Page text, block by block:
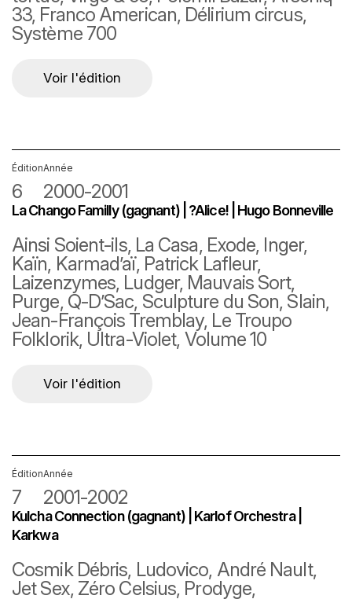
33, Franco American, Délirium circus,
Système 700
Voir l'édition
Édition
6
Année
2000-2001
La Chango Familly (gagnant) | ?Alice! | Hugo Bonneville
Ainsi Soient-ils, La Casa, Exode, Inger,
Kaïn, Karmad’aï, Patrick Lafleur,
Laizenzymes, Ludger, Mauvais Sort,
Purge, Q-D’Sac, Sculpture du Son, Slain,
Jean-François Tremblay, Le Troupo
Folklorik, Ultra-Violet, Volume 10
Voir l'édition
Édition
7
Année
2001-2002
Kulcha Connection (gagnant) | Karlof Orchestra |
Karkwa
Cosmik Débris, Ludovico, André Nault,
Jet Sex, Zéro Celsius, Prodyge,